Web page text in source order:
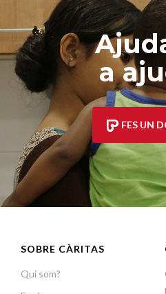
a
FES UN
SOBRE CÀRITAS
Qui som?